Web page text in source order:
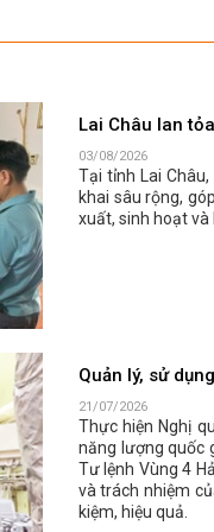
Lai Châu lan
03/08/2026
Tại tỉnh Lai
khai sâu rộng,
xuất, sinh hoạt
Quản lý, sử
21/07/2026
Thực hiện Nghị
năng lượng quốc
Tư lệnh Vùng 4
và trách nhiệm
kiệm, hiệu quả.